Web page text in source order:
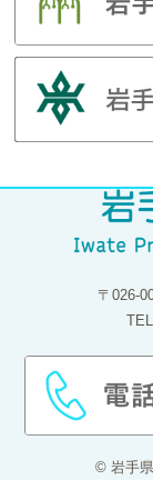
〒026-
© 岩手